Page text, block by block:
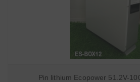
Pin lithium Ecopower 51.2V-